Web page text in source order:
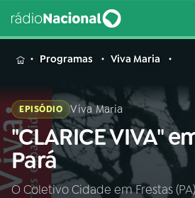
MENU
Buscar
na
Rádio
Nacional
Buscar
Programas Viva Maria
EPISÓDIO Viva Maria
"CLARICE VIVA"
Pará
O Coletivo Cidade em Frestas